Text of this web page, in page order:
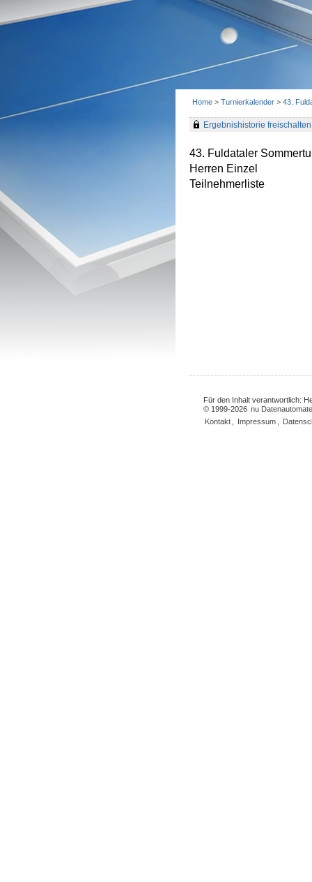
Home > Turnierkalender > 43.
Ergebnishistorie freischalten
43. Fuldataler
Herren Einzel
Teilnehmerliste
Für den Inhalt verantwortlich:
© 1999-2026 nu
Kontakt
Impressum